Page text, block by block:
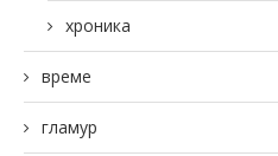
хроника
време
гламур